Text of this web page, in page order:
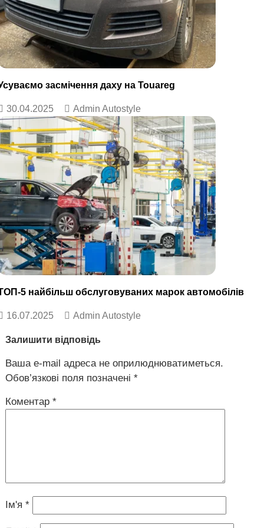
засмічення даху на Touareg
30.04.2025 Admin Autostyle
5 найбільш обслуговуваних марок автомобілів
16.07.2025 Admin Autostyle
Залишити відповідь
Ваша e-mail адреса не оприлюднюватиметься.
Обов’язкові поля позначені *
Коментар *
Ім'я *